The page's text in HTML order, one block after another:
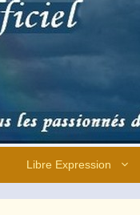
Libre Expression